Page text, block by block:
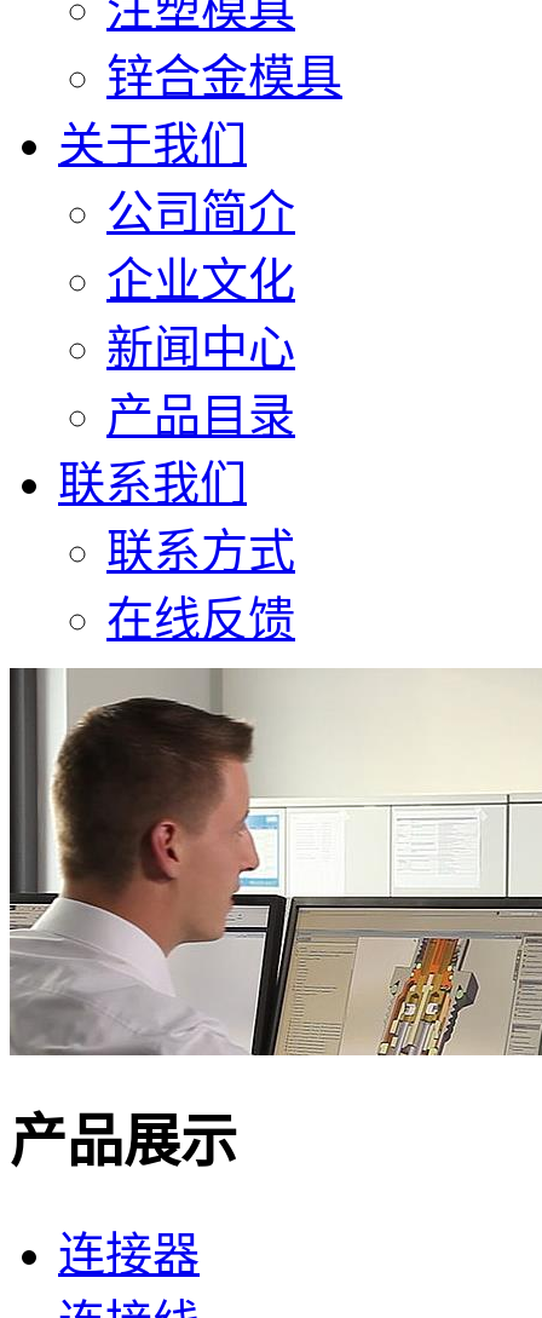
锌合金模具
关于我们
公司简介
企业文化
新闻中心
产品目录
联系我们
联系方式
在线反馈
产品展示
连接器